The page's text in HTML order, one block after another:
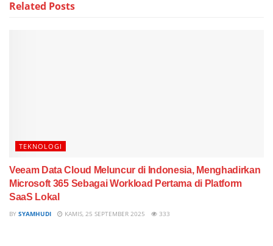
Related Posts
TEKNOLOGI
Veeam Data Cloud Meluncur di Indonesia, Menghadirkan
Microsoft 365 Sebagai Workload Pertama di Platform
SaaS Lokal
BY SYAMHUDI KAMIS, 25 SEPTEMBER 2025 333